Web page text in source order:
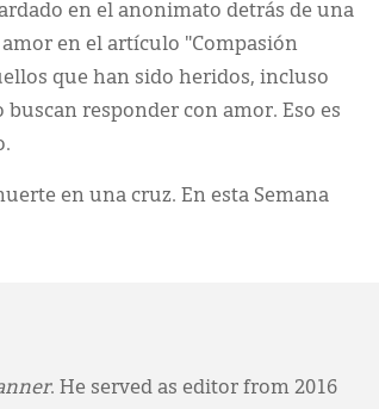
en el anonimato detrás de una
en el artículo "Compasión
que han sido heridos, incluso
responder con amor. Eso es
en una cruz. En esta Semana
. He served as editor from 2016